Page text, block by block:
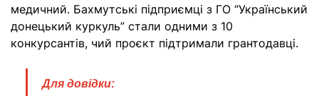
медичний. Бахмутські підприємці з ГО “Український
донецький куркуль” стали одними з 10
конкурсантів, чий проєкт підтримали грантодавці.
Для довідки: